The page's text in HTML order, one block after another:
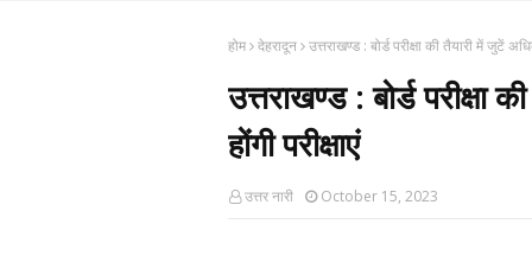
होम देहरादून उत्तराखण्ड : बोर्ड परीक्षा की तैयारी में जुटें
उत्तराखण्ड : बोर्ड परीक्षा
होंगी परीक्षाएं
उत्तर नारी October 15, 2023